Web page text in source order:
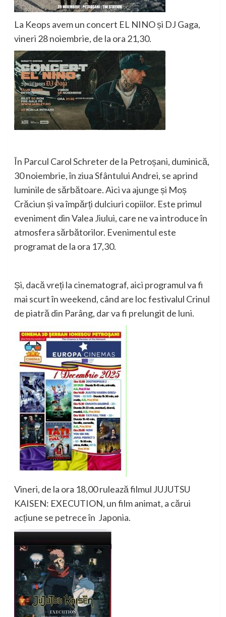
La Keops avem un concert EL NINO și DJ Gaga,
vineri 28 noiembrie, de la ora 21,30.
În Parcul Carol Schreter de la Petroșani, duminică,
30 noiembrie, în ziua Sfântului Andrei, se aprind
luminile de sărbătoare. Aici va ajunge și Moș
Crăciun și va împărți dulciuri copiilor. Este primul
eveniment din Valea Jiului, care ne va introduce în
atmosfera sărbătorilor. Evenimentul este
programat de la ora 17,30.
Și, dacă vreți la cinematograf, aici programul va fi
mai scurt în weekend, când are loc festivalul Crinul
de piatră din Parâng, dar va fi prelungit de luni.
Vineri, de la ora 18,00 rulează filmul JUJUTSU
KAISEN: EXECUTION, un film animat, a cărui
acțiune se petrece în Japonia.